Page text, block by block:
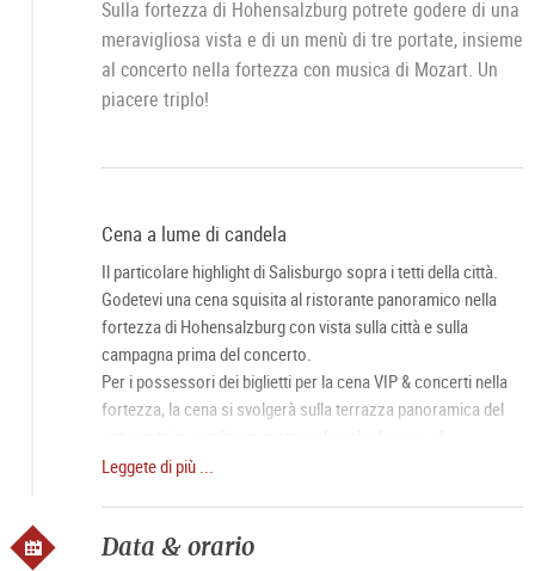
Sulla fortezza di Hohensalzburg potrete godere di una
meravigliosa vista e di un menù di tre portate, insieme
al concerto nella fortezza con musica di Mozart. Un
piacere triplo!
Cena a lume di candela
Il particolare highlight di Salisburgo sopra i tetti della città.
Godetevi una cena squisita al ristorante panoramico nella
fortezza di Hohensalzburg con vista sulla città e sulla
campagna prima del concerto.
Per i possessori dei biglietti per la cena VIP & concerti nella
fortezza, la cena si svolgerà sulla terrazza panoramica del
Kammerorchester Salzburg suoneranno per voi nei luoghi più
Leggete di più ...
Data & orario